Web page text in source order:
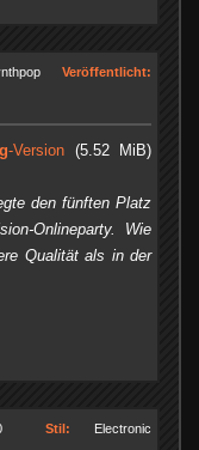
Veröffentlicht:
-Version (5.52 MiB)
den fünften Platz
Onlineparty. Wie
Qualität als in der
Stil: Electronic